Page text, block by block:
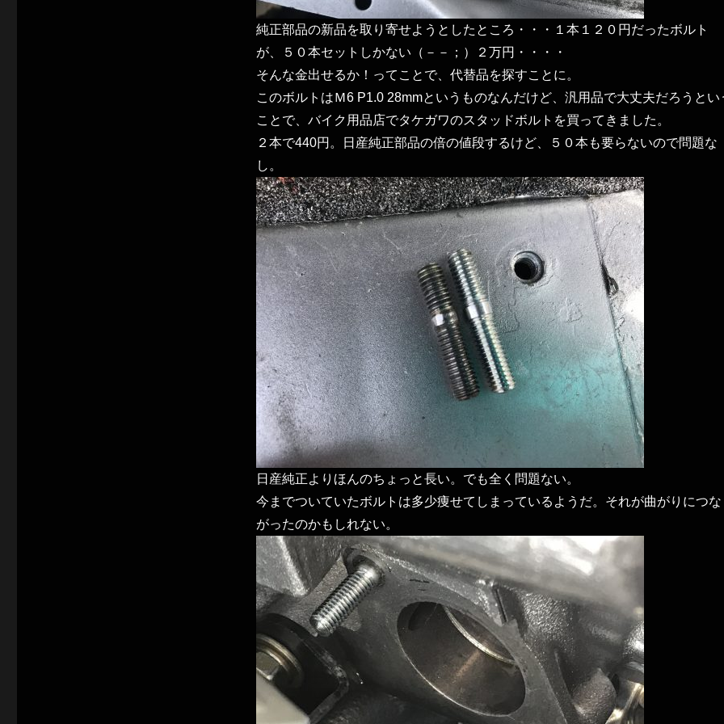
純正部品の新品を取り寄せようとしたところ・・・１本１２０円だったボルト
が、５０本セットしかない（－－；）２万円・・・・
そんな金出せるか！ってことで、代替品を探すことに。
このボルトはＭ6 P1.0 28mmというものなんだけど、汎用品で大丈夫だろうとい
ことで、バイク用品店でタケガワのスタッドボルトを買ってきました。
２本で440円。日産純正部品の倍の値段するけど、５０本も要らないので問題な
し。
日産純正よりほんのちょっと長い。でも全く問題ない。
今までついていたボルトは多少痩せてしまっているようだ。それが曲がりにつな
がったのかもしれない。